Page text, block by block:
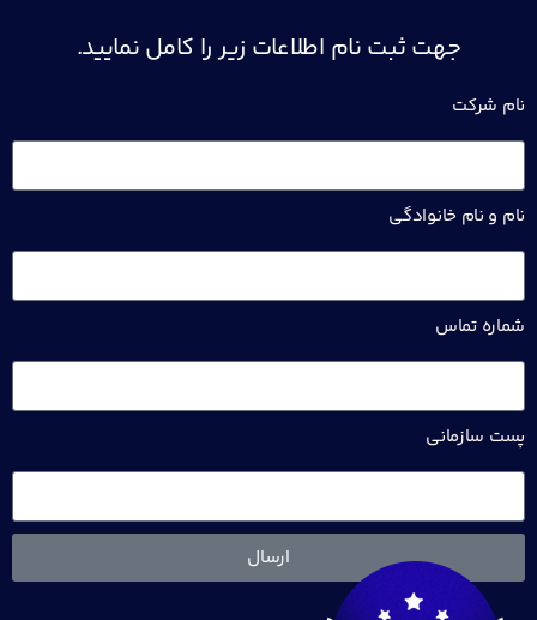
جهت ثبت نام اطلاعات زیر را کامل نمایید.
نام شرکت
نام و نام خانوادگی
شماره تماس
پست سازمانی
ارسال